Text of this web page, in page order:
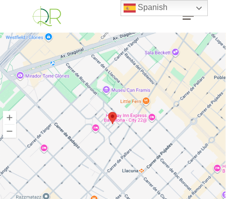
Spanish